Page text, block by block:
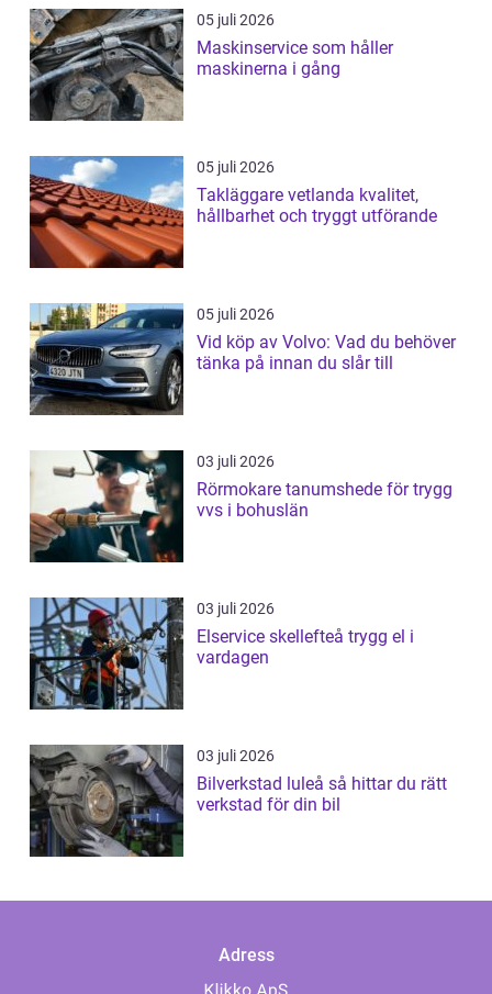
05 juli 2026
Maskinservice som håller
maskinerna i gång
05 juli 2026
Takläggare vetlanda kvalitet,
hållbarhet och tryggt utförande
05 juli 2026
Vid köp av Volvo: Vad du behöver
tänka på innan du slår till
03 juli 2026
Rörmokare tanumshede för trygg
vvs i bohuslän
03 juli 2026
Elservice skellefteå trygg el i
vardagen
03 juli 2026
Bilverkstad luleå så hittar du rätt
verkstad för din bil
Adress